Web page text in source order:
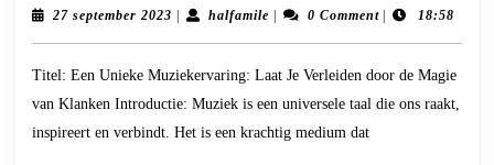
Zintuigen
met
een
Unieke
Muziekervaring
27 september 2023 27
halfamilehalfamile0 Comment 18:58
Titel: Een Unieke Muziekervaring: Laat Je Verleiden door de Magie
van Klanken Introductie: Muziek is een universele taal die ons raakt,
inspireert en verbindt. Het is een krachtig medium dat